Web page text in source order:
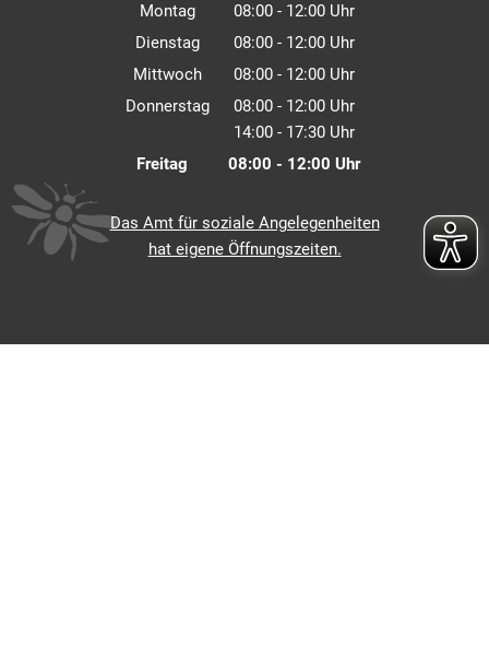
Montag 08:00- 12:00Uhr
Von 08:00 bis 12:00 Uhr
Dienstag 08:00- 12:00Uhr
Von 08:00 bis 12:00 Uhr
Mittwoch 08:00- 12:00Uhr
Von 08:00 bis 12:00 Uhr
Donnerstag 08:00- 12:00Uhr
Von 08:00 bis 12:00 Uhr
14:00- 17:30Uhr
Von 14:00 bis 17:30 Uhr
Freitag 08:00 - 12:00 Uhr
Das Amt für soziale Angelegenheiten
hat eigene Öffnungszeiten.